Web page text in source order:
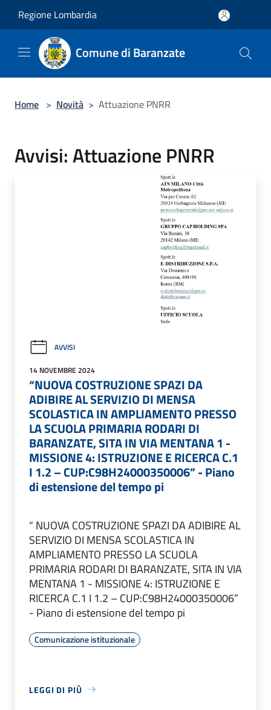
Regione Lombardia
Comune di Baranzate
Home > Novità > Attuazione PNRR
Avvisi: Attuazione PNRR
AVVISI
14 NOVEMBRE 2024
“NUOVA COSTRUZIONE SPAZI DA
ADIBIRE AL SERVIZIO DI MENSA
SCOLASTICA IN AMPLIAMENTO PRESSO
LA SCUOLA PRIMARIA RODARI DI
BARANZATE, SITA IN VIA MENTANA 1 -
MISSIONE 4: ISTRUZIONE E RICERCA C.1
I 1.2 – CUP:C98H24000350006” - Piano
di estensione del tempo pi
“ NUOVA COSTRUZIONE SPAZI DA ADIBIRE AL
SERVIZIO DI MENSA SCOLASTICA IN
AMPLIAMENTO PRESSO LA SCUOLA
PRIMARIA RODARI DI BARANZATE, SITA IN VIA
MENTANA 1 - MISSIONE 4: ISTRUZIONE E
RICERCA C.1 I 1.2 – CUP:C98H24000350006”
- Piano di estensione del tempo pi
Comunicazione istituzionale
LEGGI DI PIÙ